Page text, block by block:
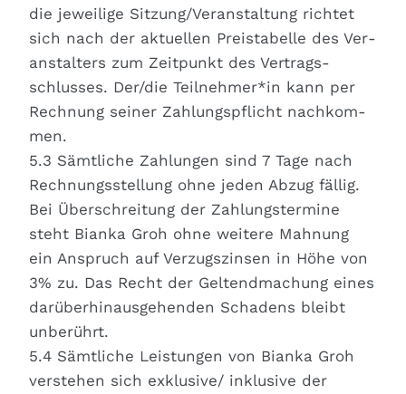
die jewei­li­ge Sitzung/Veranstaltung rich­tet
sich nach der aktu­el­len Preis­ta­bel­le des Ver­
an­stal­ters zum Zeit­punkt des Ver­trags­
schlus­ses. Der/die Teilnehmer*in kann per
Rech­nung sei­ner Zah­lungs­pflicht nach­kom­
men.
5.3 Sämt­li­che Zah­lun­gen sind 7 Tage nach
Rech­nungs­stel­lung ohne jeden Abzug fäl­lig.
Bei Über­schrei­tung der Zah­lungs­ter­mi­ne
steht Bian­ka Groh ohne wei­te­re Mah­nung
ein Anspruch auf Ver­zugs­zin­sen in Höhe von
3% zu. Das Recht der Gel­tend­ma­chung eines
dar­über­hin­aus­ge­hen­den Scha­dens bleibt
unbe­rührt.
5.4 Sämt­li­che Leis­tun­gen von Bian­ka Groh
ver­ste­hen sich exklusive/ inklu­si­ve der